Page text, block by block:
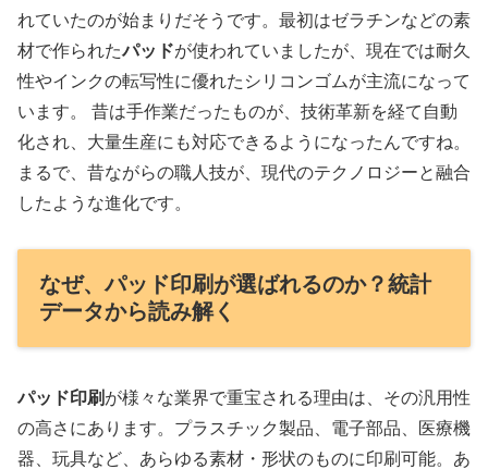
れていたのが始まりだそうです。最初はゼラチンなどの素
材で作られたパッドが使われていましたが、現在では耐久
性やインクの転写性に優れたシリコンゴムが主流になって
います。 昔は手作業だったものが、技術革新を経て自動
化され、大量生産にも対応できるようになったんですね。
まるで、昔ながらの職人技が、現代のテクノロジーと融合
したような進化です。
なぜ、パッド印刷が選ばれるのか？統計
データから読み解く
パッド印刷 が様々な業界で重宝される理由は、その汎用性
の高さにあります。プラスチック製品、電子部品、医療機
器、玩具など、あらゆる素材・形状のものに印刷可能。あ